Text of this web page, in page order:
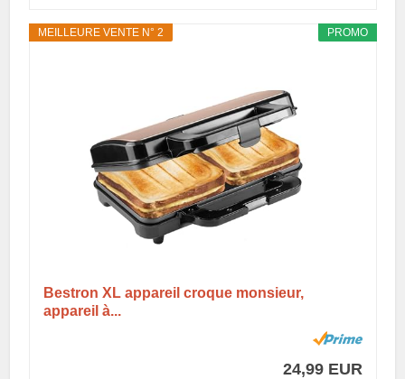
PROMO
MEILLEURE VENTE N° 2
Bestron XL appareil croque monsieur,
appareil à...
24,99 EUR